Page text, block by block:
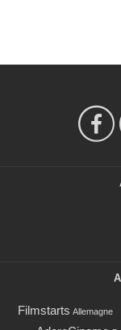
Filmstarts Allemagne